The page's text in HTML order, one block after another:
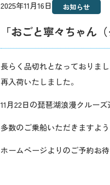
2025年11月16日 お知らせ
「おごと寧々ちゃん
長らく品切れとなっておりま
再入荷いたしました。
11月22日の琵琶湖浪漫クルー
多数のご乗船いただきますよ
ホームページよりのご予約お